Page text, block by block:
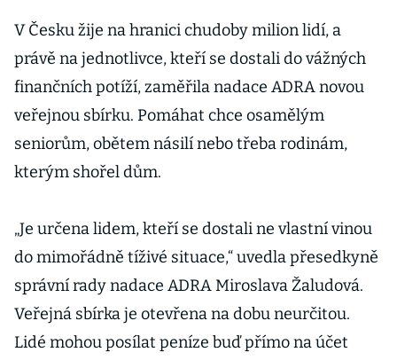
V Česku žije na hranici chudoby milion lidí, a
právě na jednotlivce, kteří se dostali do vážných
finančních potíží, zaměřila nadace ADRA novou
veřejnou sbírku. Pomáhat chce osamělým
seniorům, obětem násilí nebo třeba rodinám,
kterým shořel dům.
„Je určena lidem, kteří se dostali ne vlastní vinou
do mimořádně tíživé situace,“ uvedla přesedkyně
správní rady nadace ADRA Miroslava Žaludová.
Veřejná sbírka je otevřena na dobu neurčitou.
Lidé mohou posílat peníze buď přímo na účet